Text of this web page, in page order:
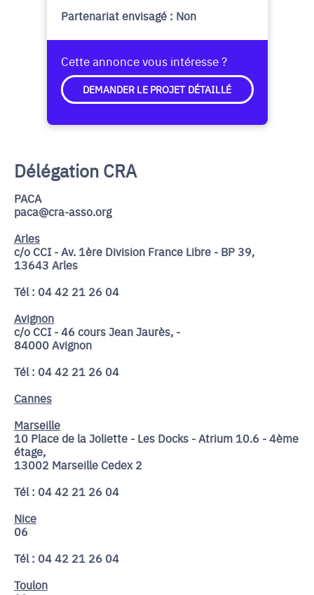
Partenariat envisagé : Non
Cette annonce vous intéresse ?
DEMANDER LE PROJET DÉTAILLÉ
Délégation CRA
PACA
paca@cra-asso.org
Arles
c/o CCI - Av. 1ère Division France Libre - BP 39,
13643 Arles
Tél : 04 42 21 26 04
Avignon
c/o CCI - 46 cours Jean Jaurès, -
84000 Avignon
Tél : 04 42 21 26 04
Cannes
Marseille
10 Place de la Joliette - Les Docks - Atrium 10.6 - 4ème
étage,
13002 Marseille Cedex 2
Tél : 04 42 21 26 04
Nice
06
Tél : 04 42 21 26 04
Toulon